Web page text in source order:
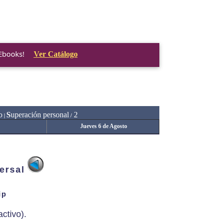
Ver Catálogo
| Superación personal / 2
Jueves 6 de Agosto